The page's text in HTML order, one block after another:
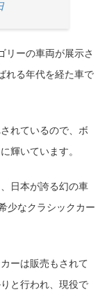
リーの車両が展示さ
れる年代を経た車で
れているので、ボ
輝いています。
日本が誇る幻の車
少なクラシックカー
ーは販売もされて
と行われ、現役で